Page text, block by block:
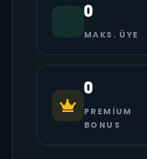
0
MAKS. ÜYE
0
PREMIUM
BONUS